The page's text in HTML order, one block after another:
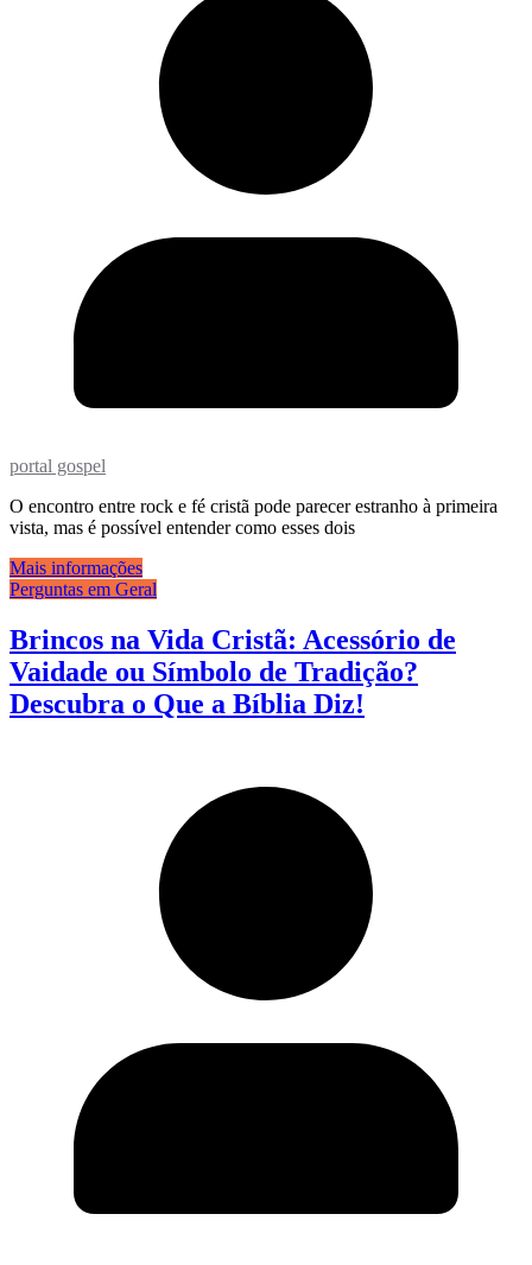
portal gospel
O encontro entre rock e fé cristã pode parecer estranho à primeira
vista, mas é possível entender como esses dois
Mais informações
Perguntas em Geral
Brincos na Vida Cristã: Acessório de
Vaidade ou Símbolo de Tradição?
Descubra o Que a Bíblia Diz!